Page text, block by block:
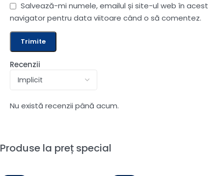
Recenzii
Nu există recenzii până acum.
Salvează-mi numele, emailul și site-ul web în acest
navigator pentru data viitoare când o să comentez.
Produse la preț special